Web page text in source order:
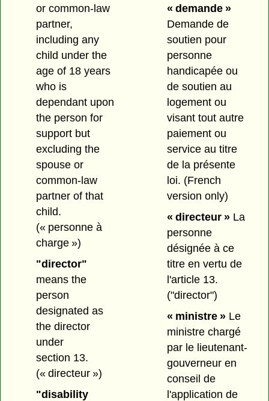
or common-law
partner,
including any
child under the
age of 18 years
who is
dependant upon
the person for
support but
excluding the
spouse or
common-law
partner of that
child.
(« personne à
charge »)
"director"
means the
person
designated as
the director
under
section 13.
(« directeur »)
"disability
« demande »
Demande de
soutien pour
personne
handicapée ou
de soutien au
logement ou
visant tout autre
paiement ou
service au titre
de la présente
loi. (French
version only)
« directeur » La
personne
désignée à ce
titre en vertu de
l'article 13.
("director")
« ministre »Le
ministre chargé
par le lieutenant-
gouverneur en
conseil de
l'application de